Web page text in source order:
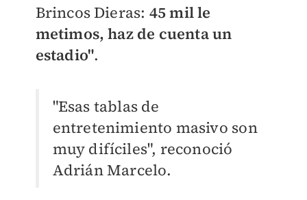
Brincos Dieras: 45 mil le
metimos, haz de cuenta un
estadio".
"Esas tablas de
entretenimiento masivo son
muy difíciles", reconoció
Adrián Marcelo.